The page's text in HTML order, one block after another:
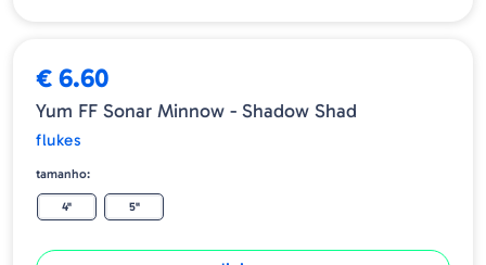
€ 6.60
Yum FF Sonar Minnow - Shadow Shad
flukes
tamanho:
4" 5"